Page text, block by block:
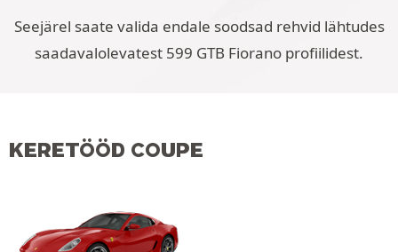
Seejärel saate valida endale soodsad rehvid lähtudes
saadavalolevatest 599 GTB Fiorano profiilidest.
KERETÖÖD COUPE